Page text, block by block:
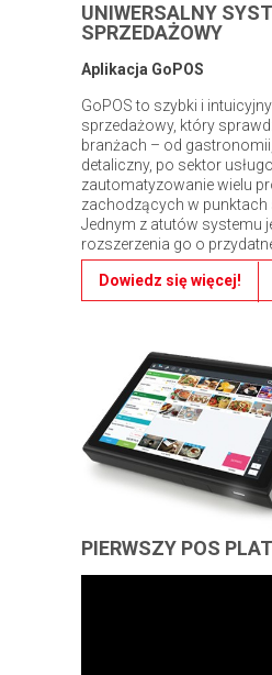
UNIWERSALNY
SPRZEDAŻOWY
Aplikacja GoPOS
GoPOS to szybki i
sprzedażowy, który
branżach – od
detaliczny, po sektor
zautomatyzowanie wielu
zachodzących w punktach
Jednym z atutów systemu
rozszerzenia go o
Dowiedz się więcej!
PIERWSZY POS